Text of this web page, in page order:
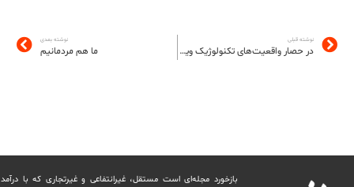
نوشته قبلی
در حصار واقعیت‌های تکنولوژیک ویرانشهری
نوشته بعدی
ما هم مردمانیم
بازخورد مجله‌ای است مستقل، غیرانتفاعی و غیرتجاری که با درآمد